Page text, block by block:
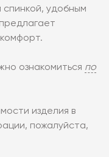
удобным
ознакомиться по
изделия в
пожалуйста,